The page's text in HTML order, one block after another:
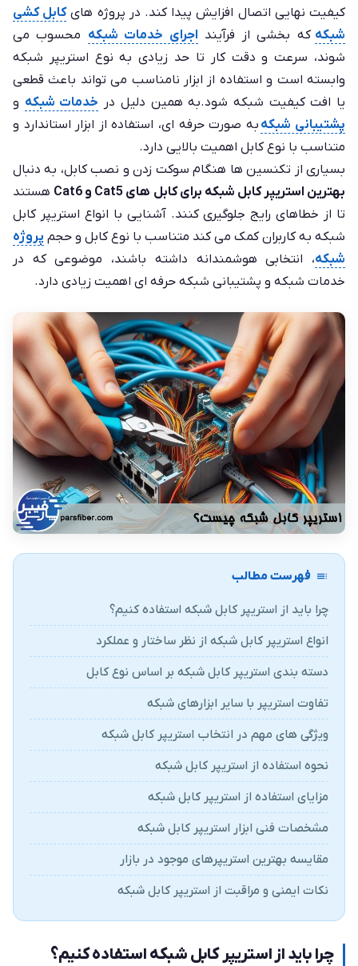
کیفیت نهایی اتصال افزایش پیدا کند. در پروژه هایکابل کشی
شبکه که بخشی از فرآیند اجرای خدمات شبکه محسوب می
شوند، سرعت و دقت کار تا حد زیادی به نوع استریپر شبکه
وابسته است و استفاده از ابزار نامناسب می تواند باعث قطعی
یا افت کیفیت شبکه شود.به همین دلیل در خدمات شبکه و
پشتیبانی شبکه به صورت حرفه ای، استفاده از ابزار استاندارد و
متناسب با نوع کابل اهمیت بالایی دارد.
بسیاری از تکنسین ها هنگام سوکت زدن و نصب کابل، به دنبال
بهترین استریپر کابل شبکه برای کابل های Cat5 و Cat6
هستند
تا از خطاهای رایج جلوگیری کنند. آشنایی با انواع استریپر کابل
شبکه به کاربران کمک می کند متناسب با نوع کابل و حجم پروژه
شبکه، انتخابی هوشمندانه داشته باشند، موضوعی که در
خدمات شبکه و پشتیبانی شبکه حرفه ای اهمیت زیادی دارد.
فهرست مطالب
چرا باید از استریپر کابل شبکه استفاده کنیم؟
انواع استریپر کابل شبکه از نظر ساختار و عملکرد
دسته بندی استریپر کابل شبکه بر اساس نوع کابل
تفاوت استریپر با سایر ابزارهای شبکه
ویژگی های مهم در انتخاب استریپر کابل شبکه
نحوه استفاده از استریپر کابل شبکه
مزایای استفاده از استریپر کابل شبکه
مشخصات فنی ابزار استریپر کابل شبکه
مقایسه بهترین استریپرهای موجود در بازار
نکات ایمنی و مراقبت از استریپر کابل شبکه
چرا باید از استریپر کابل شبکه استفاده کنیم؟